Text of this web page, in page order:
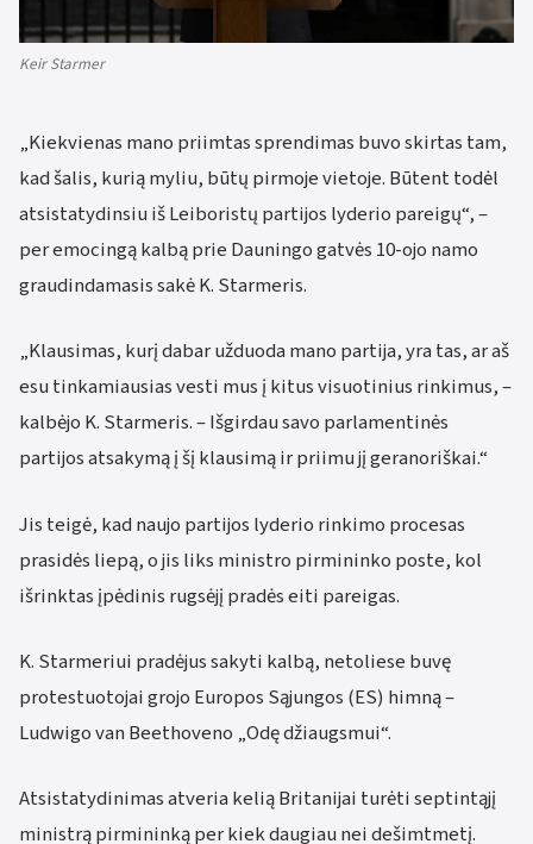
Keir Starmer
„Kiekvienas mano priimtas sprendimas buvo skirtas tam,
kad šalis, kurią myliu, būtų pirmoje vietoje. Būtent todėl
atsistatydinsiu iš Leiboristų partijos lyderio pareigų“, –
per emocingą kalbą prie Dauningo gatvės 10-ojo namo
graudindamasis sakė K. Starmeris.
„Klausimas, kurį dabar užduoda mano partija, yra tas, ar aš
esu tinkamiausias vesti mus į kitus visuotinius rinkimus, –
kalbėjo K. Starmeris. – Išgirdau savo parlamentinės
partijos atsakymą į šį klausimą ir priimu jį geranoriškai.“
Jis teigė, kad naujo partijos lyderio rinkimo procesas
prasidės liepą, o jis liks ministro pirmininko poste, kol
išrinktas įpėdinis rugsėjį pradės eiti pareigas.
K. Starmeriui pradėjus sakyti kalbą, netoliese buvę
protestuotojai grojo Europos Sąjungos (ES) himną –
Ludwigo van Beethoveno „Odę džiaugsmui“.
Atsistatydinimas atveria kelią Britanijai turėti septintąjį
ministrą pirmininką per kiek daugiau nei dešimtmetį.